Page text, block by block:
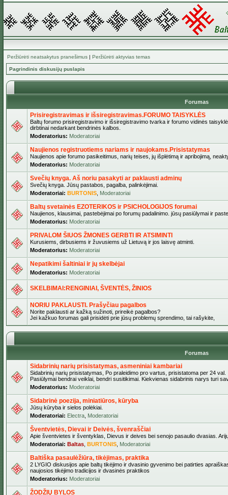
Peržiūrėti neatsakytus pranešimus | Peržiūrėti aktyvias temas
Pagrindinis diskusijų puslapis
Forumas
Prisiregistravimas ir išsiregistravimas.FORUMO TAISYKLĖS
Baltų forumo prisiregistravimo ir išsiregistravimo tvarka ir forumo vidinės
dirbtinai nedarkant bendrinės kalbos.
Moderatorius: Moderatoriai
Naujienos registruotiems nariams ir naujokams.Prisistatymas
Naujienos apie forumo pasikeitimus, narių teises, jų išplėtimą ir apribojimą,
Moderatorius: Moderatoriai
Svečių knyga. Aš noriu pasakyti ar paklausti adminų
Svečių knyga. Jūsų pastabos, pagalba, palinkėjimai.
Moderatoriai: BURTONIS Moderatoriai
Baltų svetainės EZOTERIKOS ir PSICHOLOGIJOS forumai
Naujienos, klausimai, pastebėjimai po forumų padalinimo. jūsų pasiūlymai ir
Moderatorius: Moderatoriai
PRIVALOM ŠIUOS ŽMONES GERBTI IR ATSIMINTI
Kurusiems, dirbusiems ir žuvusiems už Lietuvą ir jos laisvę atminti.
Moderatorius: Moderatoriai
Nepatikimi šaltiniai ir jų skelbėjai
Moderatorius: Moderatoriai
SKELBIMAI:RENGINIAI, ŠVENTĖS, ŽINIOS
NORIU PAKLAUSTI. Prašyčiau pagalbos
Norite paklausti ar kažką sužinoti, prireikė pagalbos?
Jei kažkuo forumas gali prisidėti prie jūsų problemų sprendimo, tai rašykite,
Forumas
Sidabrinių narių prisistatymas, asmeniniai kambariai
Sidabrinių narių prisistatymas, Po praleidimo pro vartus, prisistatoma per 24 val.
Pasiūlymai bendrai veiklai, bendri susitikimai. Kiekvienas sidabrinis narys turi
Moderatorius: Moderatoriai
Sidabrinė poezija, miniatiūros, kūryba
Jūsų kūryba ir sielos polėkiai.
Moderatoriai: Electra Moderatoriai
Šventvietės, Dievai ir Deivės, švenraščiai
Apie šventvietes ir šventyklas, Dievus ir deives bei senojo pasaulio dvasias.
Moderatoriai: Baltas BURTONIS Moderatoriai
Baltiška pasaulėžiūra, tikėjimas, praktika
2 LYGIO diskusijos apie baltų tikėjimo ir dvasinio gyvenimo bei patirties
naujosios tikėjimo tradicijos ir dvasinės praktikos
Moderatorius: Moderatoriai
ŽODŽIŲ BYLOS